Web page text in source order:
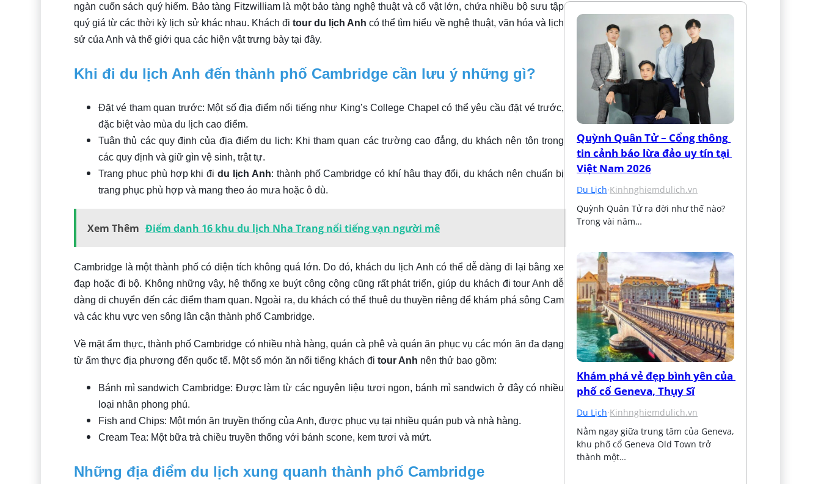
ngàn cuốn sách quý hiếm. Bảo tàng Fitzwilliam là một bảo tàng nghệ thuật và cổ vật lớn, chứa nhiều bộ sưu tập
quý giá từ các thời kỳ lịch sử khác nhau. Khách đi tour du lịch Anh có thể tìm hiểu về nghệ thuật, văn hóa và lịch
sử của Anh và thế giới qua các hiện vật trưng bày tại đây.
Khi đi du lịch Anh đến thành phố Cambridge cần lưu ý những gì?
Đặt vé tham quan trước: Một số địa điểm nổi tiếng như King’s College Chapel có thể yêu cầu đặt vé trước,
đặc biệt vào mùa du lịch cao điểm.
Tuân thủ các quy định của địa điểm du lịch: Khi tham quan các trường cao đẳng, du khách nên tôn trọng
các quy định và giữ gìn vệ sinh, trật tự.
Trang phục phù hợp khi đidu lịch Anh: thành phố Cambridge có khí hậu thay đổi, du khách nên chuẩn bị
trang phục phù hợp và mang theo áo mưa hoặc ô dù.
Xem Thêm Điểm danh 16 khu du lịch Nha Trang nổi tiếng vạn người mê
Cambridge là một thành phố có diện tích không quá lớn. Do đó, khách du lịch Anh có thể dễ dàng đi lại bằng xe
đạp hoặc đi bộ. Không những vậy, hệ thống xe buýt công cộng cũng rất phát triển, giúp du khách đi tour Anh dễ
dàng di chuyển đến các điểm tham quan. Ngoài ra, du khách có thể thuê du thuyền riêng để khám phá sông Cam
và các khu vực ven sông lân cận thành phố Cambridge.
Về mặt ẩm thực, thành phố Cambridge có nhiều nhà hàng, quán cà phê và quán ăn phục vụ các món ăn đa dạng
từ ẩm thực địa phương đến quốc tế. Một số món ăn nổi tiếng khách đi tour Anh nên thử bao gồm:
Bánh mì sandwich Cambridge: Được làm từ các nguyên liệu tươi ngon, bánh mì sandwich ở đây có nhiều
loại nhân phong phú.
Fish and Chips: Một món ăn truyền thống của Anh, được phục vụ tại nhiều quán pub và nhà hàng.
Cream Tea: Một bữa trà chiều truyền thống với bánh scone, kem tươi và mứt.
Những địa điểm du lịch xung quanh thành phố Cambridge
Quỳnh Quân Tử – Cổng thông
tin cảnh báo lừa đảo uy tín tại
Việt Nam 2026
Du Lịch·Kinhnghiemdulich.vn
Quỳnh Quân Tử ra đời như thế nào?
Trong vài năm…
Khám phá vẻ đẹp bình yên của
phố cổ Geneva, Thụy Sĩ
Du Lịch·Kinhnghiemdulich.vn
Nằm ngay giữa trung tâm của Geneva,
khu phố cổ Geneva Old Town trở
thành một…